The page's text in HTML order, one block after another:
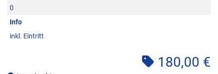
0
Info
inkl. Eintritt
180,00 €